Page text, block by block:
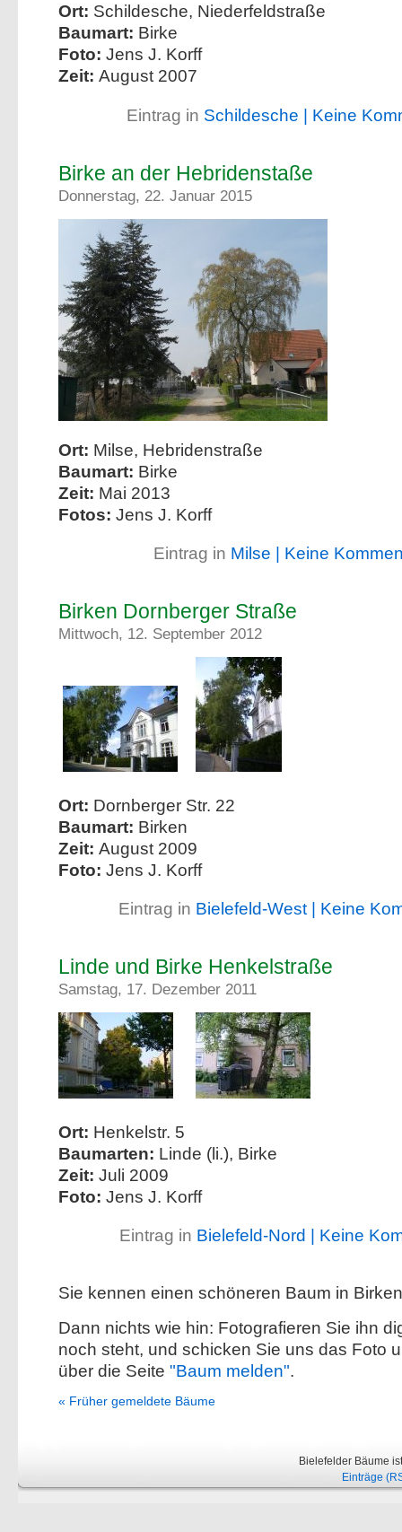
Ort: Schildesche, Niederfeldstraße
Baumart: Birke
Foto: Jens J. Korff
Zeit: August 2007
Eintrag in Schildesche | Keine
Birke an der Hebridenstaße
Donnerstag, 22. Januar 2015
Ort: Milse, Hebridenstraße
Baumart: Birke
Zeit: Mai 2013
Fotos: Jens J. Korff
Eintrag in Milse | Keine
Birken Dornberger Straße
Mittwoch, 12. September 2012
Ort: Dornberger Str. 22
Baumart: Birken
Zeit: August 2009
Foto: Jens J. Korff
Eintrag in Bielefeld-West | Keine
Linde und Birke Henkelstraße
Samstag, 17. Dezember 2011
Ort: Henkelstr. 5
Baumarten: Linde (li.), Birke
Zeit: Juli 2009
Foto: Jens J. Korff
Eintrag in Bielefeld-Nord | Keine
Sie kennen einen schöneren Baum in
Dann nichts wie hin: Fotografieren Sie ihn
noch steht, und schicken Sie uns das Foto
über die Seite "Baum melden".
« Früher gemeldete Bäume
Bielefelder Bäume
Einträge